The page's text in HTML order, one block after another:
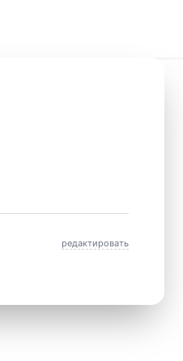
редактировать